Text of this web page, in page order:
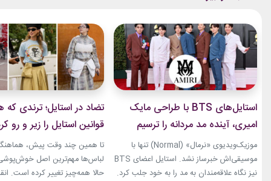
استایل‌های BTS با طراحی مایک
امیری، آینده مد مردانه را ترسیم
کردند
موزیک‌ویدیوی «نرمال» (Normal) تنها با
موسیقی‌اش خبرساز نشد. استایل اعضای BTS
نیز نگاه علاقه‌مندان به مد را به خود جلب کرد.
تضاد در استایل؛ ترندی
قوانین استایل را زیر و رو
تا همین چند وقت پیش،
لباس‌ها مهم‌ترین اصل خوش‌پوشی
حالا همه‌چیز تغییر کرده است.